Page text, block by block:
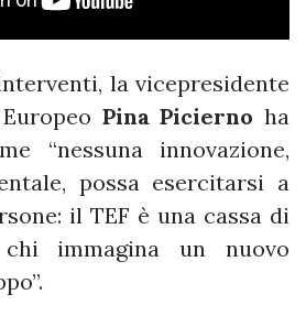
la vicepresidente
Pina Picierno ha
“nessuna innovazione,
possa esercitarsi a
il TEF è una cassa di
immagina un nuovo